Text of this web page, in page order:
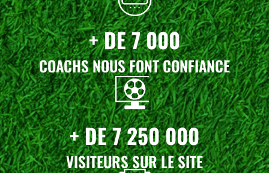
t
:
4
5
,
0
0
€
.
3
9
,
0
0
€
.
+ DE 7 000
COACHS NOUS FONT CONFIANCE
+ DE 7 250 000
VISITEURS SUR LE SITE